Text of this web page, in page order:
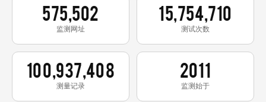
575,502
监测网址
15,754,710
测试次数
100,937,408
测量记录
2011
监测始于